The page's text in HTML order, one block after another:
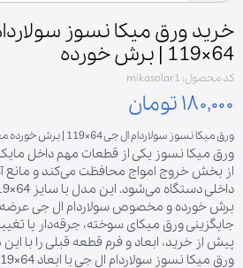
خرید ورق میکا نسوز
64×119 | برش خورده
کد محصول: mikasolar1
۱۸۰,۰۰۰ تومان
ورق میکا نسوز سولاردام ال جی 64×119 | برش خورده مخصوص LG
ورق میکا نسوز یکی از قطعات مهم داخل
از بخش خروج امواج محافظت می‌کند و
برش خورده و مخصوص سولاردام ال جی
جایگزینی ورق میکای سوخته، جرقه‌دار یا
پیش از خرید، ابعاد و فرم قطعه قبلی را با